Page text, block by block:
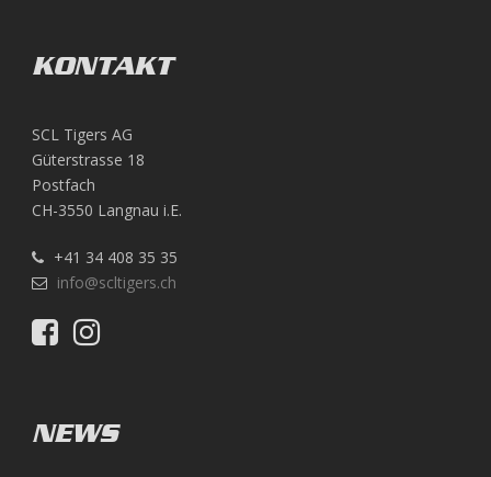
KONTAKT
SCL Tigers AG
Güterstrasse 18
Postfach
CH-3550 Langnau i.E.
+41 34 408 35 35
info@scltigers.ch
NEWS